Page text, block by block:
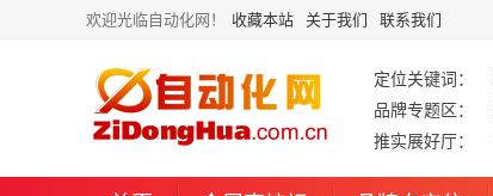
欢迎光临自动化网！ 收藏本站 关于我们 联系我们
定位关键词：
品牌专题区：
推实展好厅：